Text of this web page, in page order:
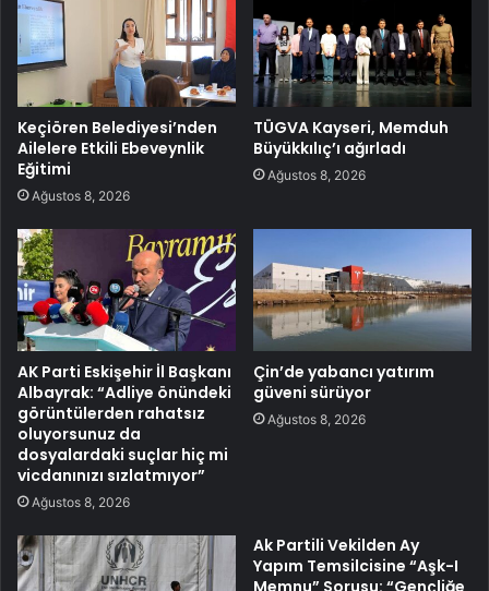
Keçiören Belediyesi’nden
Ailelere Etkili Ebeveynlik
Eğitimi
Ağustos 8, 2026
TÜGVA Kayseri, Memduh
Büyükkılıç’ı ağırladı
Ağustos 8, 2026
AK Parti Eskişehir İl Başkanı
Albayrak: “Adliye önündeki
görüntülerden rahatsız
oluyorsunuz da
dosyalardaki suçlar hiç mi
vicdanınızı sızlatmıyor”
Ağustos 8, 2026
Çin’de yabancı yatırım
güveni sürüyor
Ağustos 8, 2026
Ak Partili Vekilden Ay
Yapım Temsilcisine “Aşk-I